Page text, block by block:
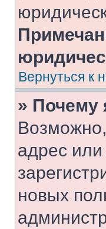
Вернуться к
» Почему
адрес
новых